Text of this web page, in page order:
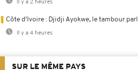
Il y a 2 heures
Côte d'Ivoire : Djidji Ayokwe, le tambour
Il y a 4 heures
SUR LE MÊME PAYS